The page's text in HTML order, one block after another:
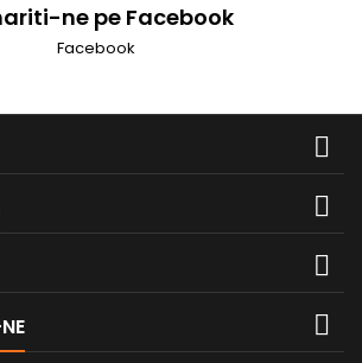
ne pe Facebook
Facebook



